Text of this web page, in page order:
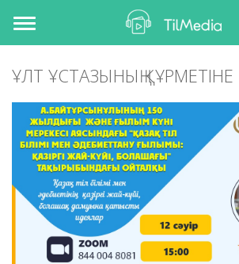
Toggle
navigation
ҰЛТ ҰСТАЗЫНЫҢ ҚҰРМЕТІНЕ